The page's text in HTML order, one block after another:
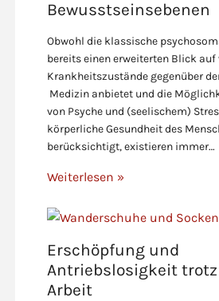
Bewusstseinsebenen
Obwohl die klassische
bereits einen erweiterten Blick auf
Krankheitszustände gegenüber
Medizin anbietet und die
von Psyche und (seelischem)
körperliche Gesundheit des
berücksichtigt, existieren immer…
Weiterlesen »
Erschöpfung und
Antriebslosigkeit
Arbeit